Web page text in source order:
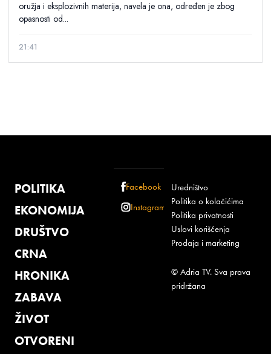
oružja i eksplozivnih materija, navela je ona, određen je zbog
opasnosti od...
21:41
POLITIKA
EKONOMIJA
DRUŠTVO
CRNA
HRONIKA
ZABAVA
ŽIVOT
OTVORENI
Facebook
Instagram
Uredništvo
Politika o kolačićima
Politika privatnosti
Uslovi korišćenja
Prodaja i marketing
© Adria TV. Sva prava
pridržana